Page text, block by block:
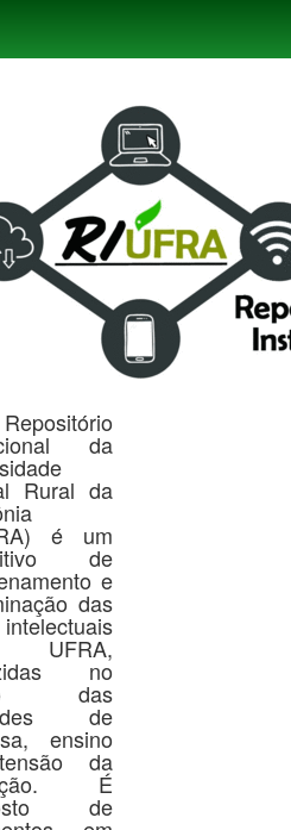
da
Rural da
é um
de
e
das
no
das
de
ensino
da
É
de